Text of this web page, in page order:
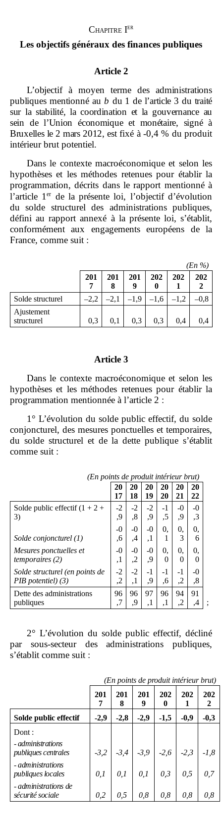
Chapitre Ier
Les objectifs généraux des finances publiques
Article 2
L’objectif à moyen terme des administrations
publiques mentionnéaub du 1 de l’article 3 du traité
sur la stabilité, la coordination et la gouvernance au
sein de l’Union économique et monétaire, signé à
Bruxelles le 2 mars 2012, est fixé à ‑0,4 % du produit
intérieur brut potentiel.
Dans le contexte macroéconomique et selon les
hypothèses et les méthodes retenues pour établir la
programmation, décrits dans le rapport mentionné à
l’article 1er
de la présente loi, l’objectif d’évolution
du solde structurel des administrations publiques,
défini au rapport annexé à la présente loi, s’établit,
conformément aux engagements européens de la
France, comme suit :
(En %)
201
7
201
8
201
9
202
0
202
1
202
2
Solde structurel
–2,2 –2,1 –1,9 –1,6 –1,2
–0,8
Ajustement
structurel
0,3 0,1 0,3 0,3 0,4 0,4
Article 3
Dans le contexte macroéconomique et selon les
hypothèses et les méthodes retenues pour établir la
programmation mentionnée à l’article 2 :
1° L’évolution du solde public effectif, du solde
conjoncturel, des mesures ponctuelles et temporaires,
du solde structurel et de la dette publique s’établit
comme suit :
(En points de produit intérieur brut)
20
17
20
18
20
19
20
20
20
21
20
22
Solde public effectif (1 + 2 +
3)
‑2
,9
‑2
,8
‑2
,9
‑1
,5
‑0
,9
‑0
,3
Solde conjoncturel (1)
‑0
,6
‑0
,4
‑0
,1
0,
1
0,
3
0,
6
Mesures ponctuelles et
temporaires (2)
‑0
,1
‑0
,2
‑0
,9
0,
0
0,
0
0,
0
Solde structurel (en points de
PIB potentiel) (3)
‑2
,2
‑2
,1
‑1
,9
‑1
,6
‑1
,2
‑0
,8
Dette des administrations
publiques
96
,7
96
,9
97
,1
96
,1
94
,2
91
,4
;
2° L’évolution du solde public effectif, décliné
par sous‑secteur des administrations publiques,
s’établit comme suit :
(En points de produit intérieur brut)
201
7
201
8
201
9
202
0
202
1
202
2
Solde public effectif
‑2,9 ‑2,8 ‑2,9 ‑1,5 ‑0,9 ‑0,3
Dont :
‑administrations
publiques centrales
‑3, 2 ‑3, 4 ‑3,9 ‑2, 6 ‑2, 3 ‑1, 8
‑administrations
publiques locales
0,1 0,1 0, 1 0,3 0, 5 0, 7
‑administrations de
sécurité sociale
0,2 0,5 0,8 0,8 0,8 0,8